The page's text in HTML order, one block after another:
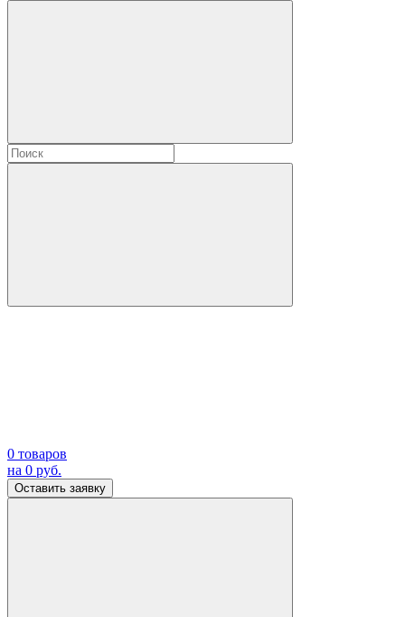
0 товаров
на 0 руб.
Оставить заявку